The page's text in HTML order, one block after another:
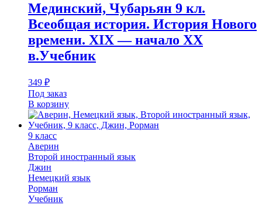
Мединский, Чубарьян 9 кл.
Всеобщая история. История Нового
времени. XIX — начало XX
в.Учебник
349 ₽
Под заказ
В корзину
9 класс
Аверин
Второй иностранный язык
Джин
Немецкий язык
Рорман
Учебник